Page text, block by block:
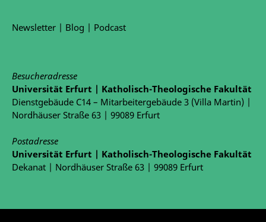
Newsletter | Blog | Podcast
Besucheradresse
Universität Erfurt | Katholisch-Theologische Fakultät
Dienstgebäude C14 – Mitarbeitergebäude 3 (Villa Martin) |
Nordhäuser Straße 63 | 99089 Erfurt
Postadresse
Universität Erfurt | Katholisch-Theologische Fakultät
Dekanat | Nordhäuser Straße 63 | 99089 Erfurt